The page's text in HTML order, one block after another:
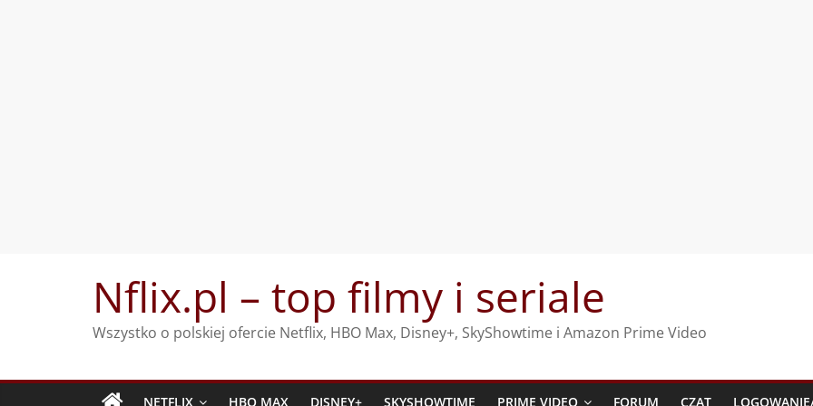
Nflix.pl – top filmy i seriale
Wszystko o polskiej ofercie Netflix, HBO Max, Disney+, SkyShowtime i Amazon Prime Video
NETFLIX HBO MAX DISNEY+ SKYSHOWTIME PRIME VIDEO FORUM CZAT